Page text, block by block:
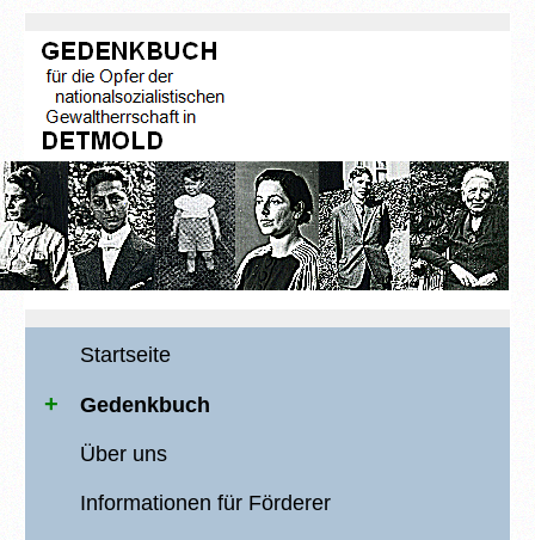
Startseite
Gedenkbuch
Über uns
Informationen für Förderer